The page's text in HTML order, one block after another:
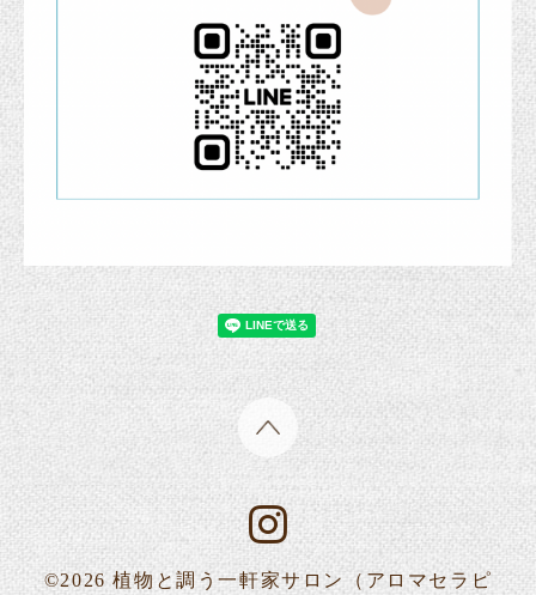
©2026植物と調う一軒家サロン（アロマセラピ